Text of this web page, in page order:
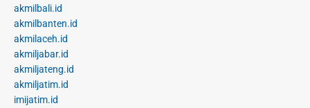
akmilbali.id
akmilbanten.id
akmilaceh.id
akmiljabar.id
akmiljateng.id
akmiljatim.id
imijatim.id